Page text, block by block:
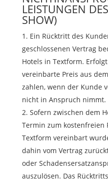
LEISTUNGEN
SHOW)
Ein Rücktritt des
geschlossenen Vertrag
Hotels in Textform.
vereinbarte Preis aus
zahlen, wenn der Kunde
nicht in Anspruch nimmt.
Sofern zwischen dem
Termin zum kostenfreien
Textform vereinbart
dahin vom Vertrag
oder
auszulösen. Das